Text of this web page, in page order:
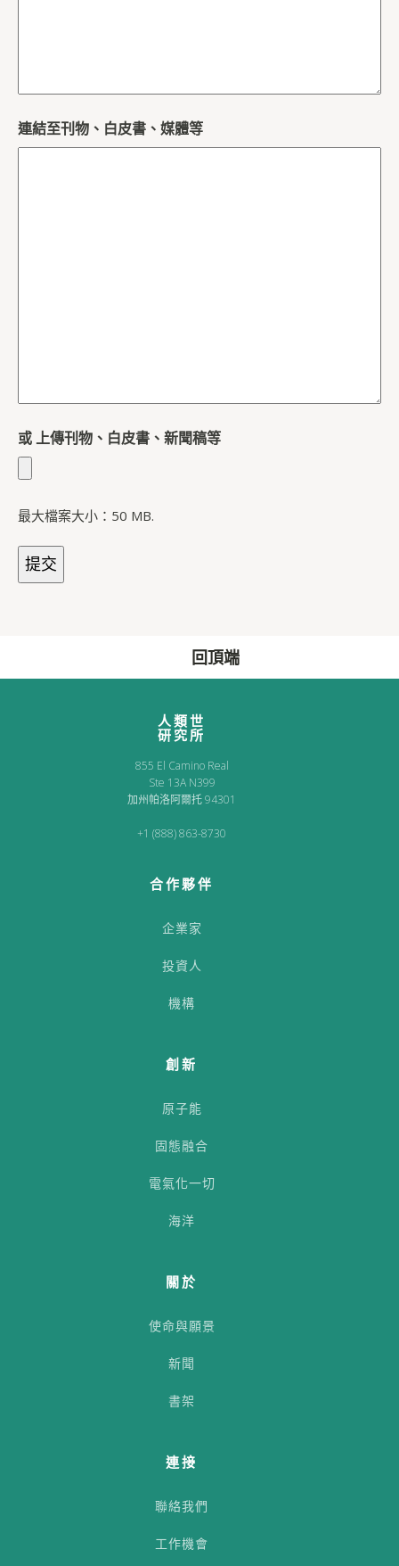
連結至刊物、白皮書、媒體等
或 上傳刊物、白皮書、新聞稿等
最大檔案大小：50 MB.
回頂端
人類世
研究所
855 El Camino Real
Ste 13A N399
加州帕洛阿爾托 94301
+1 (888) 863-8730
合作夥伴
企業家
投資人
機構
創新
原子能
固態融合
電氣化一切
海洋
關於
使命與願景
新聞
書架
連接
聯絡我們
工作機會